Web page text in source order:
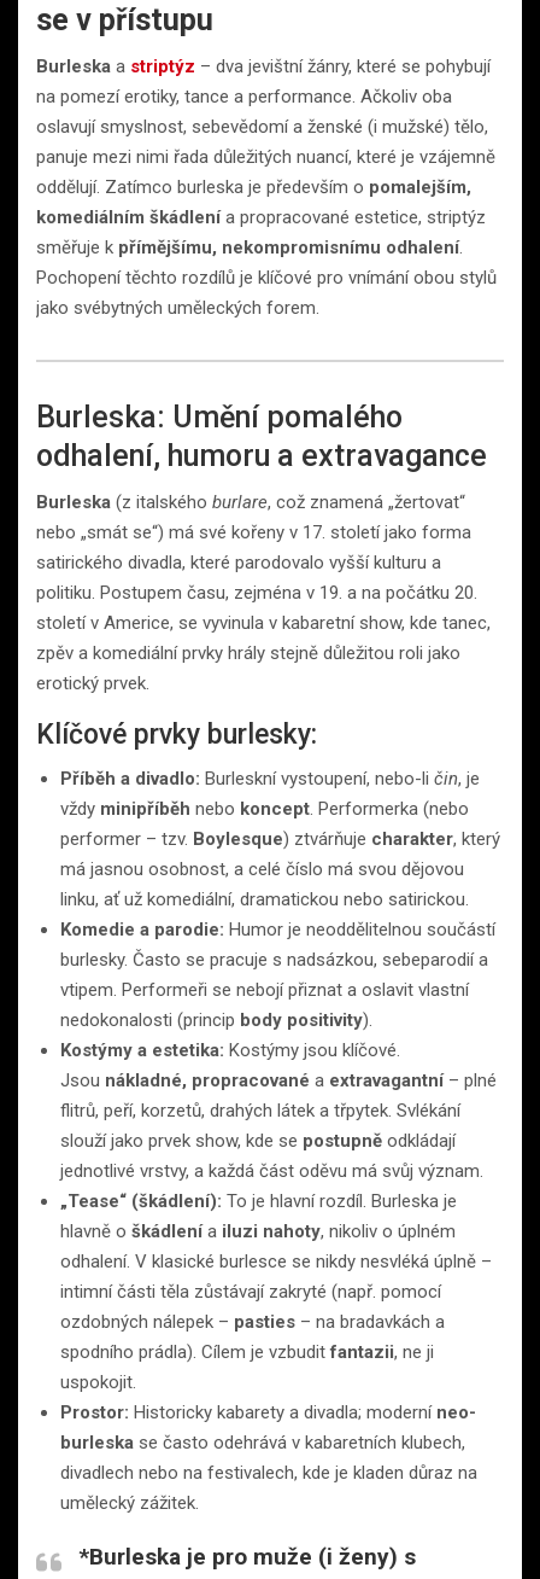
se v přístupu
Burleska a striptýz – dva jevištní žánry, které se pohybují
na pomezí erotiky, tance a performance. Ačkoliv oba
oslavují smyslnost, sebevědomí a ženské (i mužské) tělo,
panuje mezi nimi řada důležitých nuancí, které je vzájemně
oddělují. Zatímco burleska je především o pomalejším,
komediálním škádlenía propracované estetice, striptýz
směřuje k přímějšímu, nekompromisnímu odhalení.
Pochopení těchto rozdílů je klíčové pro vnímání obou stylů
jako svébytných uměleckých forem.
Burleska: Umění pomalého
odhalení, humoru a extravagance
Burleska (z italského burlare, což znamená „žertovat“
nebo „smát se“) má své kořeny v 17. století jako forma
satirického divadla, které parodovalo vyšší kulturu a
politiku. Postupem času, zejména v 19. a na počátku 20.
století v Americe, se vyvinula v kabaretní show, kde tanec,
zpěv a komediální prvky hrály stejně důležitou roli jako
erotický prvek.
Klíčové prvky burlesky:
Příběh a divadlo: Burleskní vystoupení, nebo-li čin, je
vždy minipříběh nebo koncept. Performerka (nebo
performer – tzv. Boylesque) ztvárňuje charakter, který
má jasnou osobnost, a celé číslo má svou dějovou
linku, ať už komediální, dramatickou nebo satirickou.
Komedie a parodie: Humor je neoddělitelnou součástí
burlesky. Často se pracuje s nadsázkou, sebeparodií a
vtipem. Performeři se nebojí přiznat a oslavit vlastní
nedokonalosti (princip body positivity).
Kostýmy a estetika: Kostýmy jsou klíčové.
Jsou nákladné, propracované a extravagantní– plné
flitrů, peří, korzetů, drahých látek a třpytek. Svlékání
slouží jako prvek show, kde se postupně odkládají
jednotlivé vrstvy, a každá část oděvu má svůj význam.
„Tease“ (škádlení): To je hlavní rozdíl. Burleska je
hlavně o škádlenía iluzi nahoty, nikoliv o úplném
odhalení. V klasické burlesce se nikdy nesvléká úplně –
intimní části těla zůstávají zakryté (např. pomocí
ozdobných nálepek – pasties – na bradavkách a
spodního prádla). Cílem je vzbuditfantazii, ne ji
uspokojit.
Prostor: Historicky kabarety a divadla; moderní neo-
burleska se často odehrává v kabaretních klubech,
divadlech nebo na festivalech, kde je kladen důraz na
umělecký zážitek.
*Burleska je pro muže (i ženy) s